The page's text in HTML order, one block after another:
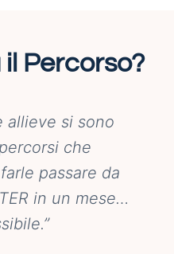
Percorso?
allieve si sono
che
passare da
in un mese…